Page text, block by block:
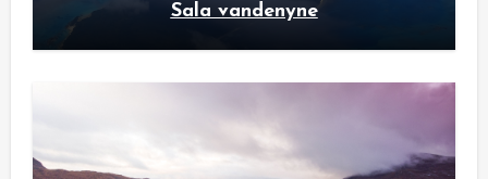
Sala vandenyne